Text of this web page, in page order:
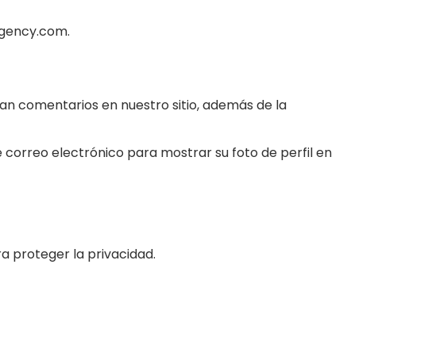
comentarios en nuestro sitio, además de la
correo electrónico para mostrar su foto de perfil en
proteger la privacidad.